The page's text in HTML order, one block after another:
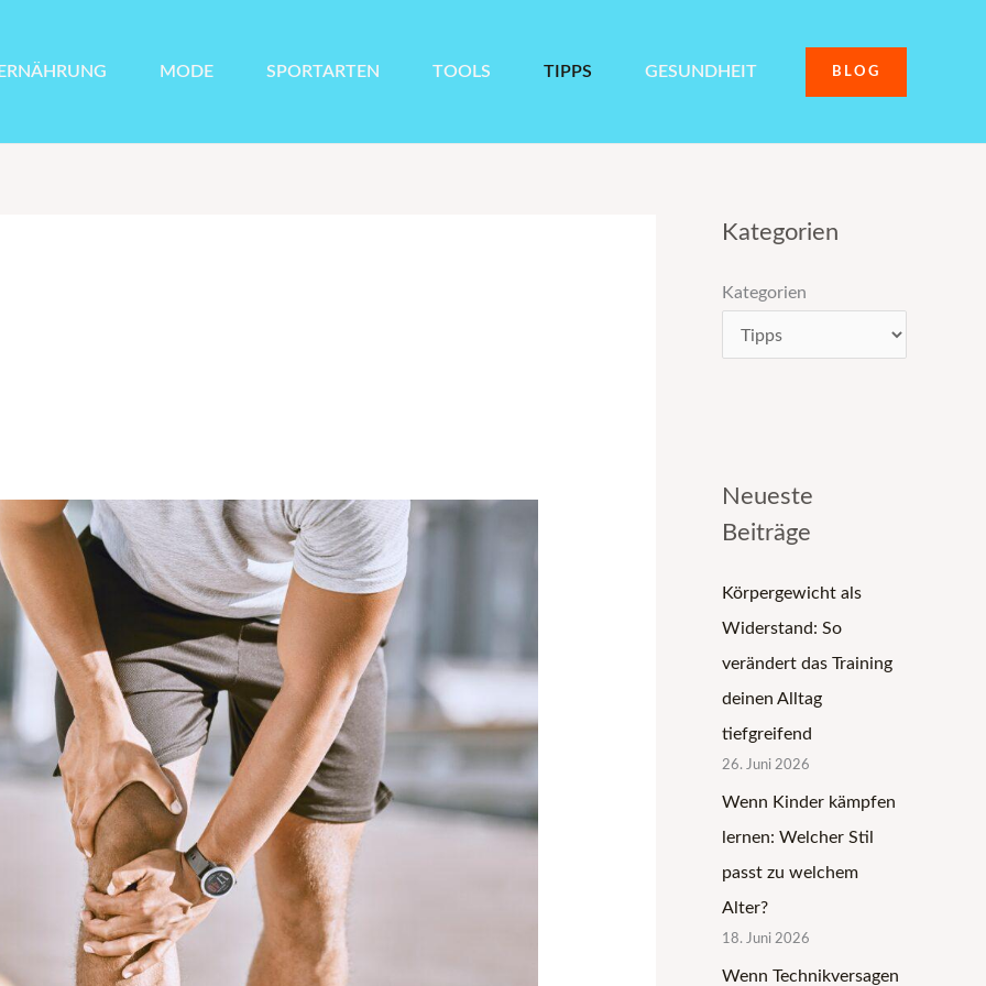
MODE SPORTARTEN TOOLS TIPPS GESUNDHEIT BLOG
Kategorien
Kategorien
Neueste
Beiträge
Körpergewicht als
Widerstand: So
verändert das Training
deinen Alltag
tiefgreifend
26. Juni 2026
Wenn Kinder kämpfen
lernen: Welcher Stil
passt zu welchem
Alter?
18. Juni 2026
Wenn Technikversagen